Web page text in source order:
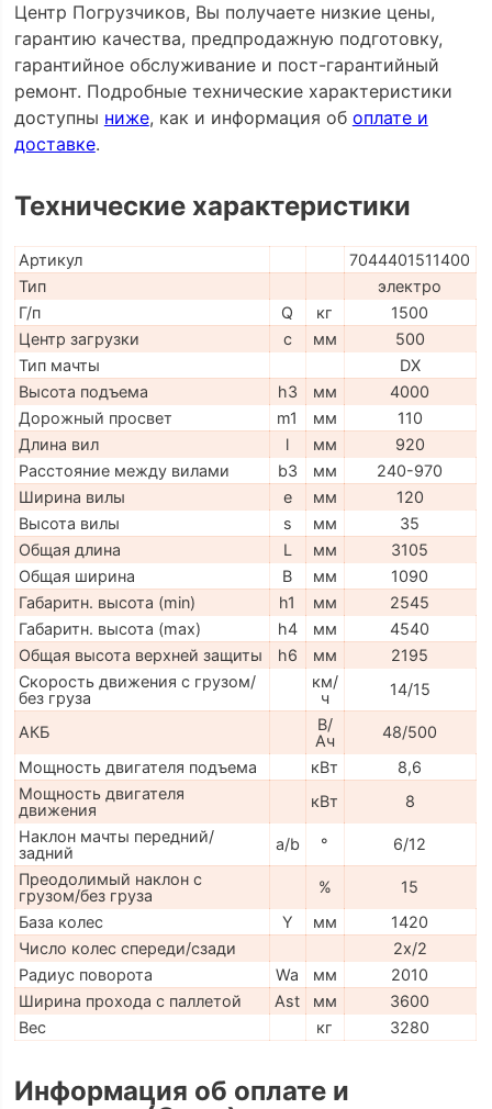
Центр Погрузчиков, Вы получаете низкие цены,
гарантию качества, предпродажную подготовку,
гарантийное обслуживание и пост-гарантийный
ремонт. Подробные технические характеристики
доступны ниже, как и информация об оплате и
доставке.
Технические характеристики
Артикул
7044401511400
Тип
электро
Г/п
Q кг
1500
Центр загрузки
c мм
500
Тип мачты
DX
Высота подъема
h3 мм
4000
Дорожный просвет
m1 мм
110
Длина вил
l мм
920
Расстояние между вилами
b3 мм
240-970
Ширина вилы
e мм
120
Высота вилы
s мм
35
Общая длина
L мм
3105
Общая ширина
B мм
1090
Габаритн. высота (min)
h1 мм
2545
Габаритн. высота (max)
h4 мм
4540
Общая высота верхней защиты
h6 мм
2195
Скорость движения с грузом/
без груза
км/
ч
14/15
АКБ
В/
Ач
48/500
Мощность двигателя подъема
кВт
8,6
Мощность двигателя
движения
кВт
8
Наклон мачты передний/
задний
a/b °
6/12
Преодолимый наклон с
грузом/без груза
%
15
База колес
Y мм
1420
Число колес спереди/сзади
2x/2
Радиус поворота
Wa мм
2010
Ширина прохода с паллетой
Ast мм
3600
Вес
кг 3280
Информация об оплате и